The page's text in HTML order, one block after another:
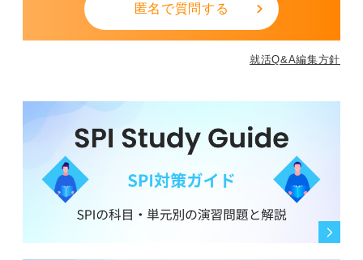
匿名で質問する
就活Q&A編集方針